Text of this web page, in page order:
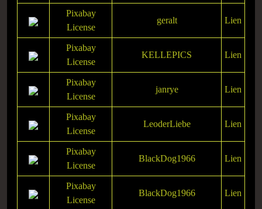
Pixabay
License
geralt Lien
Pixabay
License
KELLEPICS Lien
Pixabay
License
janrye Lien
Pixabay
License
LeoderLiebe Lien
Pixabay
License
BlackDog1966 Lien
Pixabay
License
BlackDog1966 Lien